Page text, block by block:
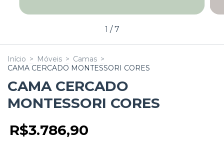
1 /7
Início > Móveis > Camas >
CAMA CERCADO MONTESSORI CORES
CAMA CERCADO
MONTESSORI CORES
R$3.786,90